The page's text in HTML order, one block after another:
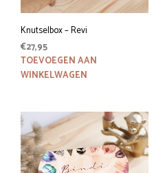
Knutselbox – Revi
€27,95
TOEVOEGEN AAN
WINKELWAGEN